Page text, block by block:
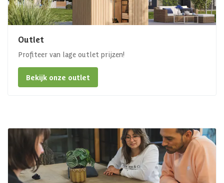
Outlet
Profiteer van lage outlet prijzen!
Bekijk onze outlet